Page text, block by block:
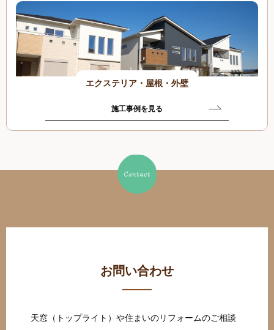
エクステリア・屋根・外壁
施工事例を見る
お問い合わせ
天窓（トップライト）や住まいのリフォームのご相談